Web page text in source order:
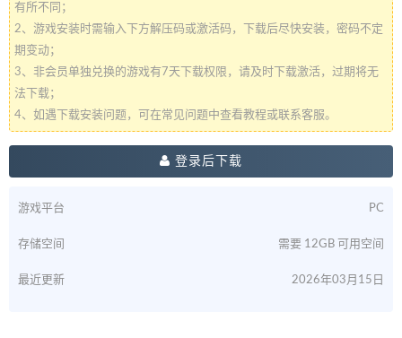
有所不同；
2、游戏安装时需输入下方解压码或激活码，下载后尽快安装，密码不定
期变动；
3、非会员单独兑换的游戏有7天下载权限，请及时下载激活，过期将无
法下载；
4、如遇下载安装问题，可在常见问题中查看教程或联系客服。
登录后下载
游戏平台 PC
存储空间 需要 12GB 可用空间
最近更新 2026年03月15日